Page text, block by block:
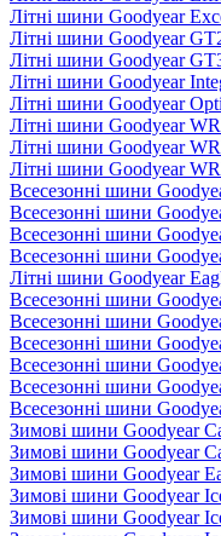
Літні шини Goodyear
Літні шини Goodyear
Літні шини Goodyear
Літні шини Goodyear
Літні шини Goodyear
Літні шини Goodyear
Літні шини Goodyear
Літні шини Goodyear
Всесезонні шини
Всесезонні шини
Всесезонні шини
Всесезонні шини
Літні шини Goodyear
Всесезонні шини
Всесезонні шини
Всесезонні шини
Всесезонні шини
Всесезонні шини
Всесезонні шини
Зимові шини Goodyear
Зимові шини Goodyear
Зимові шини Goodyear
Зимові шини Goodyear
Зимові шини Goodyear